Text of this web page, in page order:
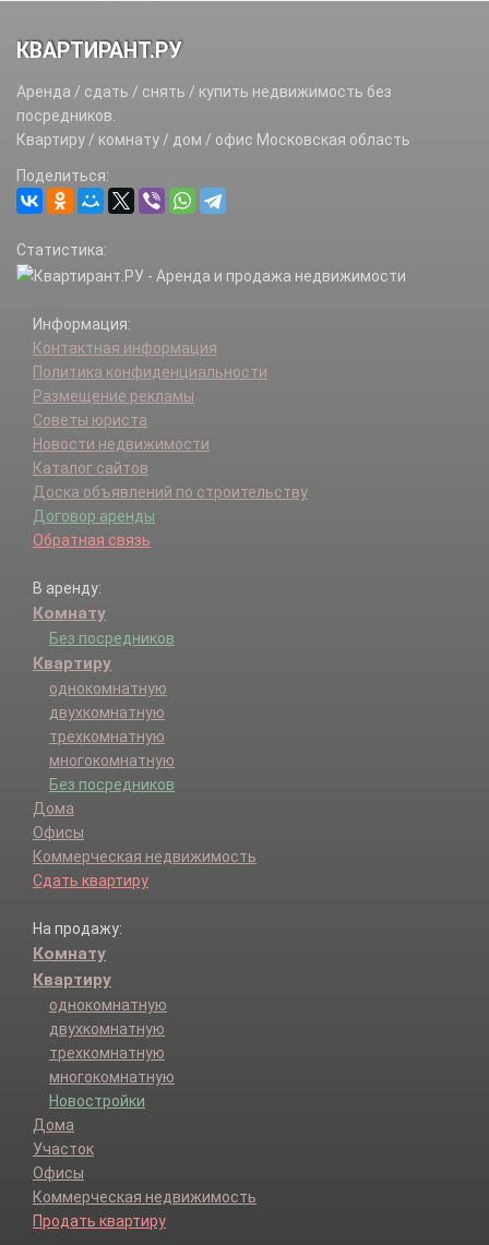
КВАРТИРАНТ.РУ
Аренда / сдать / снять / купить недвижимость без
посредников.
Квартиру / комнату / дом / офис Московская область
Поделиться:
Статистика:
Информация:
Контактная информация
Политика конфиденциальности
Размещение рекламы
Советы юриста
Новости недвижимости
Каталог сайтов
Доска объявлений по строительству
Договор аренды
Обратная связь
В аренду:
Комнату
Без посредников
Квартиру
однокомнатную
двухкомнатную
трехкомнатную
многокомнатную
Без посредников
Дома
Офисы
Коммерческая недвижимость
Сдать квартиру
На продажу:
Комнату
Квартиру
однокомнатную
двухкомнатную
трехкомнатную
многокомнатную
Новостройки
Дома
Участок
Офисы
Коммерческая недвижимость
Продать квартиру